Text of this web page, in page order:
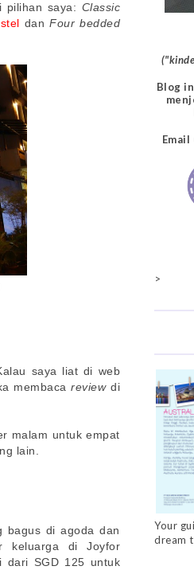
pilihan saya: Classic
dan Four bedded
saya liat di web
membacareviewdi
malam untuk empat
lain.
bagus di agoda dan
keluarga di Joyfor
dari SGD 125 untuk
Blog
Email
>
Your
dream